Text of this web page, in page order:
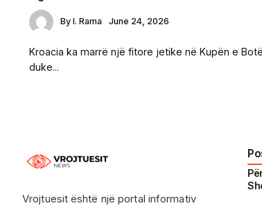
By I. Rama June 24, 2026
Kroacia ka marrë një fitore jetike në Kupën e
duke...
Vrojtuesit është një portal informativ